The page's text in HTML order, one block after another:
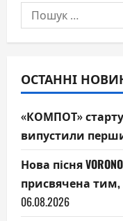
Пошук:
ОСТАННІ
«КОМПОТ»
випустили
Нова пісня
присвячена
06.08.2026